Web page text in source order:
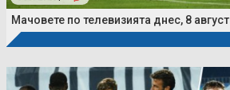
Мачовете по телевизията днес, 8 август